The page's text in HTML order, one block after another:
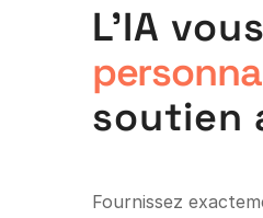
L'IA
soutien
Fournissez